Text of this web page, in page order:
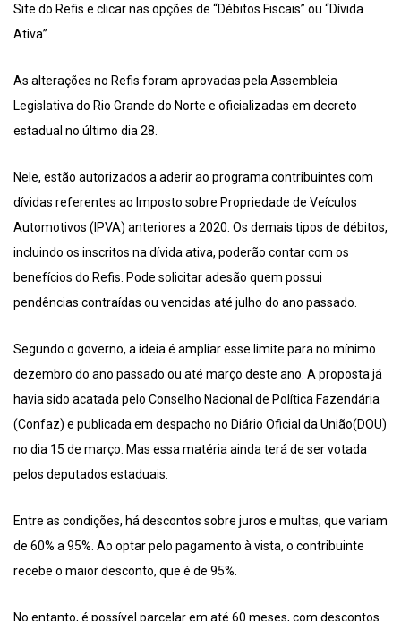
Site do Refis e clicar nas opções de “Débitos Fiscais” ou “Dívida
Ativa”.
As alterações no Refis foram aprovadas pela Assembleia
Legislativa do Rio Grande do Norte e oficializadas em decreto
estadual no último dia 28.
Nele, estão autorizados a aderir ao programa contribuintes com
dívidas referentes ao Imposto sobre Propriedade de Veículos
Automotivos (IPVA) anteriores a 2020. Os demais tipos de débitos,
incluindo os inscritos na dívida ativa, poderão contar com os
benefícios do Refis. Pode solicitar adesão quem possui
pendências contraídas ou vencidas até julho do ano passado.
Segundo o governo, a ideia é ampliar esse limite para no mínimo
dezembro do ano passado ou até março deste ano. A proposta já
havia sido acatada pelo Conselho Nacional de Política Fazendária
(Confaz) e publicada em despacho no Diário Oficial da União(DOU)
no dia 15 de março. Mas essa matéria ainda terá de ser votada
pelos deputados estaduais.
Entre as condições, há descontos sobre juros e multas, que variam
de 60% a 95%. Ao optar pelo pagamento à vista, o contribuinte
recebe o maior desconto, que é de 95%.
No entanto, é possível parcelar em até 60 meses, com descontos